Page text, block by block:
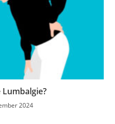
Lumbalgie?
2024